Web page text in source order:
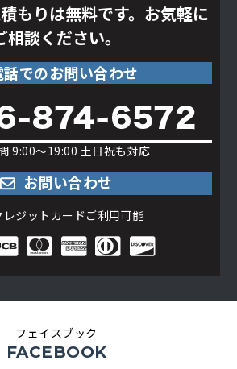
もりは無料です。 お気軽に
相談ください。
話でのお問い合わせ
9:00〜19:00 土日祝も対応
お問い合わせ
レジットカード ご利用可能
フェイスブック
FACEBOOK